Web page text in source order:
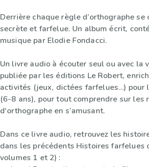
Derrière chaque règle d’orthographe se
secrète et farfelue. Un album écrit,
musique par Elodie Fondacci.
Un livre audio à écouter seul ou avec la
publiée par les éditions Le Robert,
activités (jeux, dictées farfelues…) pour
(6-8 ans), pour tout comprendre sur les
d'orthographe en s’amusant.
Dans ce livre audio, retrouvez les
dans les précédents Histoires farfelues
volumes 1 et 2) :